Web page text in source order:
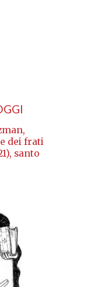
dei frati
santo